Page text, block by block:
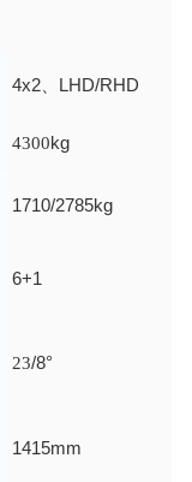
4x2、LHD/RHD
4300kg
1710/2785kg
6+1
23/8°
1415mm